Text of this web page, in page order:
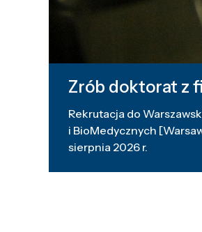
Zrób doktorat z
Rekrutacja do
i BioMedycznych
sierpnia 2026 r.